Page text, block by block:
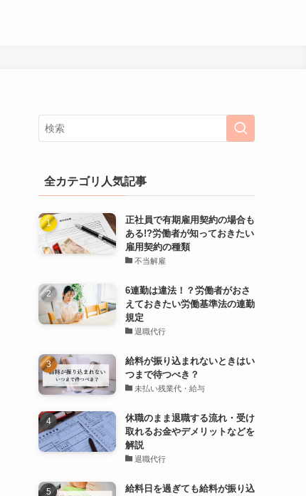
全カテゴリ人気記事
正社員で有期雇用契約の場合も
ある!?労働者が知っておきたい
雇用契約の種類
不当解雇
6連勤は違法！？労働者がおさ
えておきたい労働基準法の連勤
規定
退職代行
給料が振り込まれないときはい
つまで待つべき？
未払い残業代・給与
休職のまま退職する流れ・受け
取れるお金やデメリットなどを
解説
退職代行
給料日を過ぎても給料が振り込